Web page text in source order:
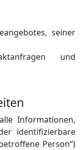
seiner
und
Informationen,
identifizierbare
Person“)